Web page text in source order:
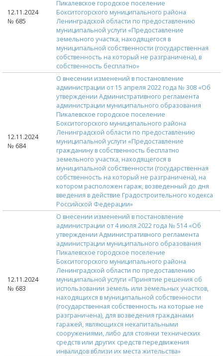
12.11.2024
№ 685
Пикалевское городское поселение
Бокситогорского муниципального района
Ленинградской области по предоставлению
муниципальной услуги «Предоставление
земельного участка, находящегося в
муниципальной собственности (государственная
собственность на который не разграничена), в
собственность бесплатно»
12.11.2024
№ 684
О внесении изменений в постановление
администрации от 15 апреля 2022 года № 308 «Об
утверждении Административного регламента
администрации муниципального образования
Пикалевское городское поселение
Бокситогорского муниципального района
Ленинградской области по предоставлению
муниципальной услуги «Предоставление
гражданину в собственность бесплатно
земельного участка, находящегося в
муниципальной собственности (государственная
собственность на который не разграничена), на
котором расположен гараж, возведенный до дня
введения в действие Градостроительного кодекса
Российской Федерации»
12.11.2024
№ 683
О внесении изменений в постановление
администрации от 4 июля 2022 года № 514 «Об
утверждении Административного регламента
администрации муниципального образования
Пикалевское городское поселение
Бокситогорского муниципального района
Ленинградской области по предоставлению
муниципальной услуги «Принятие решения об
использовании земель или земельных участков,
находящихся в муниципальной собственности
(государственная собственность на которые не
разграничена), для возведения гражданами
гаражей, являющихся некапитальными
сооружениями, либо для стоянки технических
средств или других средств передвижения
инвалидов вблизи их места жительства»